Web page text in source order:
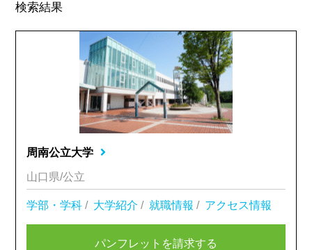
検索結果
周南公立大学
山口県/公立
学部・学科 / 大学紹介 / 就職情報 / アクセス情報
パンフレットを請求する